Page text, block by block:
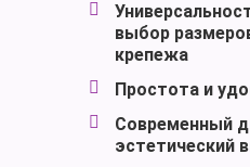
выбор
крепежа
Простота и
Современный
эстетический